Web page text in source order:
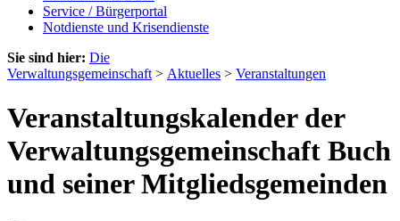
Service / Bürgerportal
Notdienste und Krisendienste
Sie sind hier: Die
Verwaltungsgemeinschaft > Aktuelles > Veranstaltungen
Veranstaltungskalender der
Verwaltungsgemeinschaft Buch
und seiner Mitgliedsgemeinden